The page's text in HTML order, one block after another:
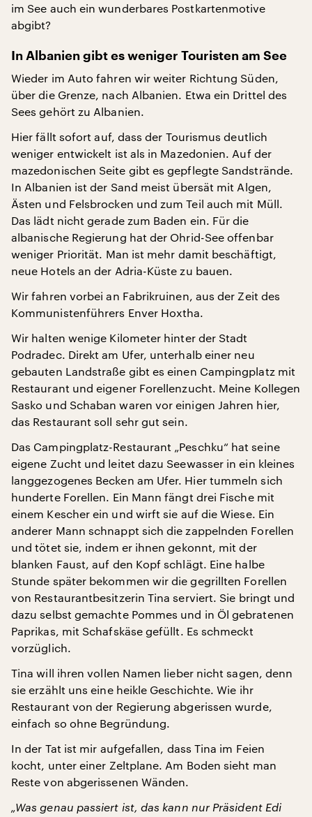
im See auch ein wunderbares Postkartenmotive
abgibt?
In Albanien gibt es weniger Touristen am See
Wieder im Auto fahren wir weiter Richtung Süden,
über die Grenze, nach Albanien. Etwa ein Drittel des
Sees gehört zu Albanien.
Hier fällt sofort auf, dass der Tourismus deutlich
weniger entwickelt ist als in Mazedonien. Auf der
mazedonischen Seite gibt es gepflegte Sandstrände.
In Albanien ist der Sand meist übersät mit Algen,
Ästen und Felsbrocken und zum Teil auch mit Müll.
Das lädt nicht gerade zum Baden ein. Für die
albanische Regierung hat der Ohrid-See offenbar
weniger Priorität. Man ist mehr damit beschäftigt,
neue Hotels an der Adria-Küste zu bauen.
Wir fahren vorbei an Fabrikruinen, aus der Zeit des
Kommunistenführers Enver Hoxtha.
Wir halten wenige Kilometer hinter der Stadt
Podradec. Direkt am Ufer, unterhalb einer neu
gebauten Landstraße gibt es einen Campingplatz mit
Restaurant und eigener Forellenzucht. Meine Kollegen
Sasko und Schaban waren vor einigen Jahren hier,
das Restaurant soll sehr gut sein.
Das Campingplatz-Restaurant „Peschku“ hat seine
eigene Zucht und leitet dazu Seewasser in ein kleines
langgezogenes Becken am Ufer. Hier tummeln sich
hunderte Forellen. Ein Mann fängt drei Fische mit
einem Kescher ein und wirft sie auf die Wiese. Ein
anderer Mann schnappt sich die zappelnden Forellen
und tötet sie, indem er ihnen gekonnt, mit der
blanken Faust, auf den Kopf schlägt. Eine halbe
Stunde später bekommen wir die gegrillten Forellen
von Restaurantbesitzerin Tina serviert. Sie bringt und
dazu selbst gemachte Pommes und in Öl gebratenen
Paprikas, mit Schafskäse gefüllt. Es schmeckt
vorzüglich.
Tina will ihren vollen Namen lieber nicht sagen, denn
sie erzählt uns eine heikle Geschichte. Wie ihr
Restaurant von der Regierung abgerissen wurde,
einfach so ohne Begründung.
In der Tat ist mir aufgefallen, dass Tina im Feien
kocht, unter einer Zeltplane. Am Boden sieht man
Reste von abgerissenen Wänden.
„Was genau passiert ist, das kann nur Präsident Edi